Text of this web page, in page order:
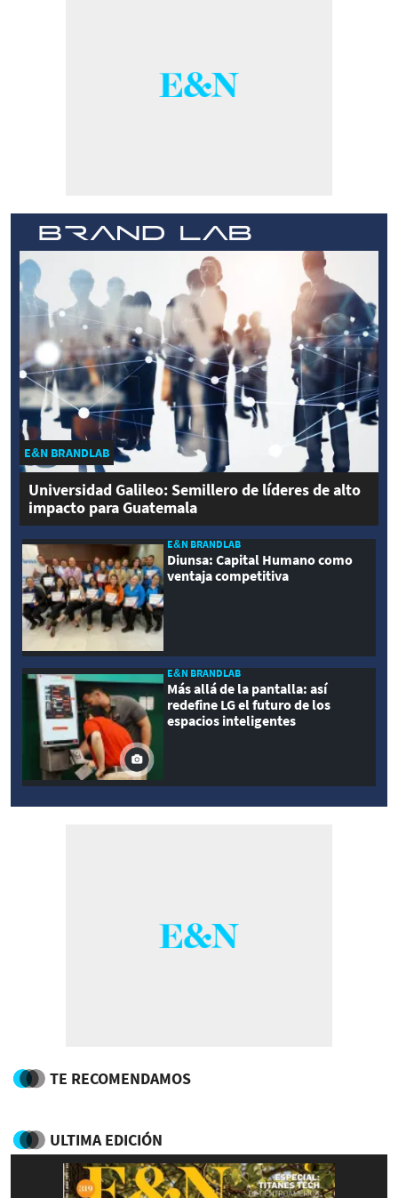
E&N BRANDLAB
Universidad Galileo: Semillero de líderes de alto
impacto para Guatemala
E&N BRANDLAB
Diunsa: Capital Humano como
ventaja competitiva
E&N BRANDLAB
Más allá de la pantalla: así
redefine LG el futuro de los
espacios inteligentes
TE RECOMENDAMOS
ULTIMA EDICIÓN